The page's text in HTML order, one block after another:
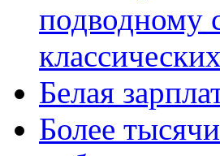
подводному
Белая
Более